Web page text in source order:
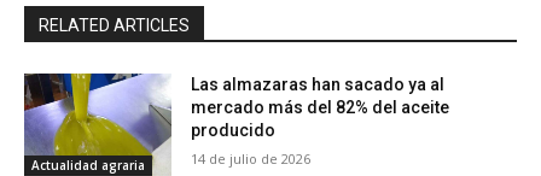
RELATED ARTICLES
Actualidad agraria
Las almazaras han sacado ya al
mercado más del 82% del aceite
producido
14 de julio de 2026